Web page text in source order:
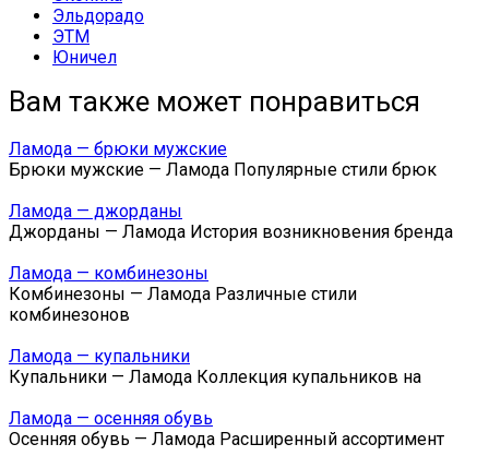
Эльдорадо
ЭТМ
Юничел
Вам также может понравиться
Ламода — брюки мужские
Брюки мужские — Ламода Популярные стили брюк
Ламода — джорданы
Джорданы — Ламода История возникновения бренда
Ламода — комбинезоны
Комбинезоны — Ламода Различные стили
комбинезонов
Ламода — купальники
Купальники — Ламода Коллекция купальников на
Ламода — осенняя обувь
Осенняя обувь — Ламода Расширенный ассортимент